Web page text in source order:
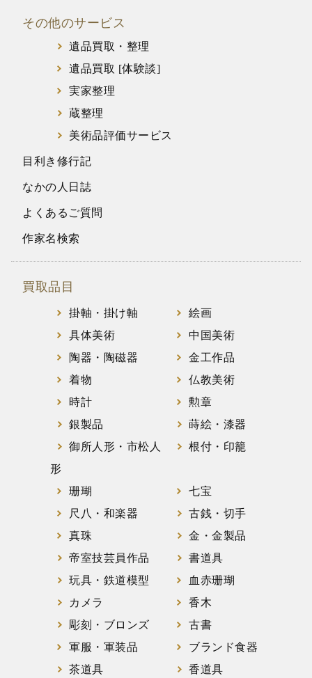
その他のサービス
遺品買取・整理
遺品買取 [体験談]
実家整理
蔵整理
美術品評価サービス
目利き修行記
なかの人日誌
よくあるご質問
作家名検索
買取品目
掛軸・掛け軸
絵画
具体美術
中国美術
陶器・陶磁器
金工作品
着物
仏教美術
時計
勲章
銀製品
蒔絵・漆器
御所人形・市松人
形
根付・印籠
珊瑚
七宝
尺八・和楽器
古銭・切手
真珠
金・金製品
帝室技芸員作品
書道具
玩具・鉄道模型
血赤珊瑚
カメラ
香木
彫刻・ブロンズ
古書
軍服・軍装品
ブランド食器
茶道具
香道具